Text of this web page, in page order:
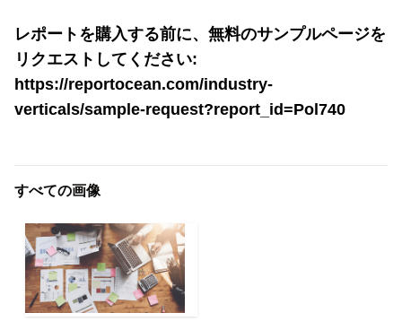
レポートを購入する前に、無料のサンプルページを
リクエストしてください:
https://reportocean.com/industry-
verticals/sample-request?report_id=Pol740
すべての画像